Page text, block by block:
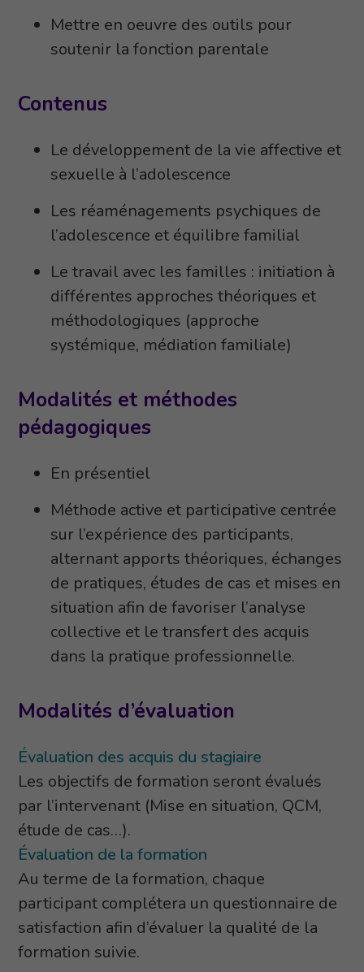
Mettre en oeuvre des outils pour
soutenir la fonction parentale
Contenus
Le développement de la vie affective et
sexuelle à l’adolescence
Les réaménagements psychiques de
l’adolescence et équilibre familial
Le travail avec les familles : initiation à
différentes approches théoriques et
méthodologiques (approche
systémique, médiation familiale)
Modalités et méthodes
pédagogiques
En présentiel
Méthode active et participative centrée
sur l’expérience des participants,
alternant apports théoriques, échanges
de pratiques, études de cas et mises en
situation afin de favoriser l’analyse
collective et le transfert des acquis
dans la pratique professionnelle.
Modalités d’évaluation
Évaluation des acquis du stagiaire
Les objectifs de formation seront évalués
par l’intervenant (Mise en situation, QCM,
étude de cas…).
Évaluation de la formation
Au terme de la formation, chaque
participant complétera un questionnaire de
satisfaction afin d’évaluer la qualité de la
formation suivie.